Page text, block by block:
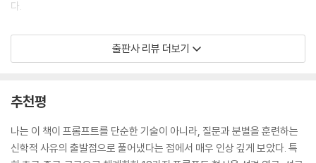
“하나님은 말씀하셨다(And God said).”
그 한 문장이 모든 프롬프트의 시작이다.
중요 용어 사용
• 검색 증강 생성(RAG) Retrieval-Augmented Generation
• 검색 증강 생성(TAG) Tool/Table-Augmented Generation
언어적 실천이다. 명료한 언어는 명료한 신앙을 낳고, 깊은 질문은 깊은 믿
--- p.40
성경 연구는 신학적 사유의 중심이다. AI 시대에도 성경 연구의 본질은 변
롬프트(Prompt)는 성경을 새롭게 읽고, 언어의 층위에서 본문을 깊이 파
고드는 사유의 도구(Instrument of Thought)가 될 수 있다. AI는 인간
다.
■ 2장은 앞의 1장에서 다룬 프롬프트의 본질과 정의를 바탕으로, 왜 오늘
의 신앙인과 연구자가 프롬프트를 공부해야 하는지를 다루는 장이다. 즉,
■ 3장은 앞의 2장에서 살핀 프롬프트 학습의 필요성을 바탕으로, 실제로
좋은 프롬프트가 어떤 원리 위에 세워지는지를 설명하는 장이다. 즉, 구체
성, 목적성, 통합성이라는 원칙을 통해, 명료한 언어가 어떻게 깊은 사유와
출판사 리뷰 더보기
추천평
나는 이 책이 프롬프트를 단순한 기술이 아니라, 질문과 분별을 훈련하는
신학적 사유의 출발점으로 풀어냈다는 점에서 매우 인상 깊게 보았다. 특